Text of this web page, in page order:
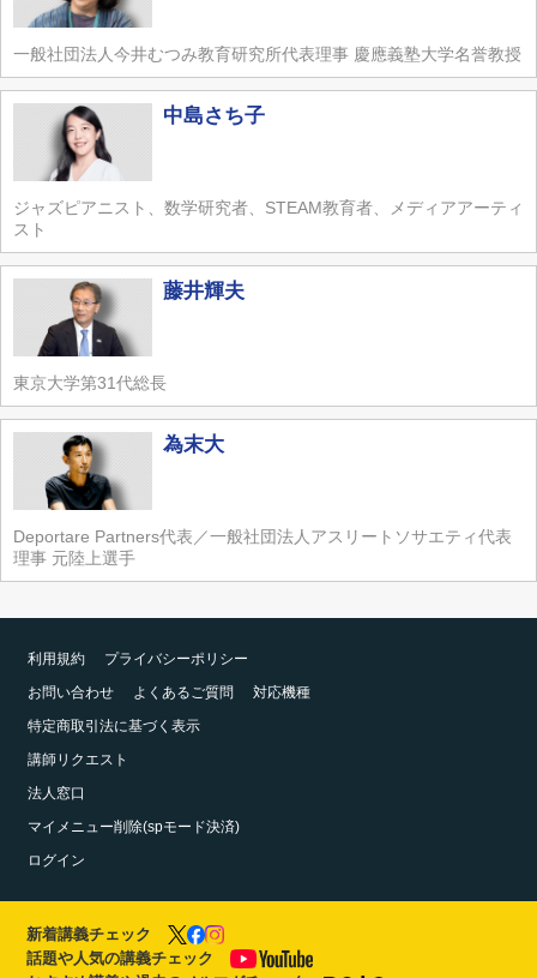
一般社団法人今井むつみ教育研究所代表理事 慶應義塾大学名誉教授
中島さち子
ジャズピアニスト、数学研究者、STEAM教育者、メディアアーティ
スト
藤井輝夫
東京大学第31代総長
為末大
Deportare Partners代表／一般社団法人アスリートソサエティ代表
理事 元陸上選手
利用規約
プライバシーポリシー
お問い合わせ
よくあるご質問
対応機種
特定商取引法に基づく表示
講師リクエスト
法人窓口
マイメニュー削除(spモード決済)
ログイン
新着講義チェック
話題や人気の講義チェック